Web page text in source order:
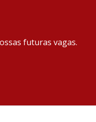
futuras vagas.